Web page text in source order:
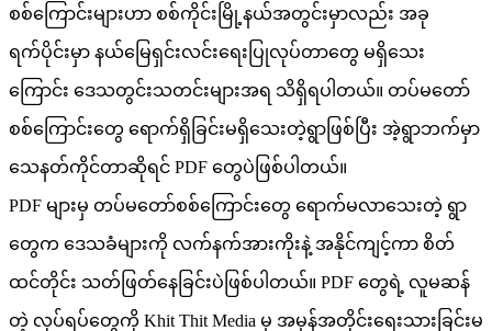
စစ်ကြောင်းများဟာ စစ်ကိုင်းမြို့နယ်အတွင်းမှာလည်း အခု
ရက်ပိုင်းမှာ နယ်မြေရှင်းလင်းရေးပြုလုပ်တာတွေ မရှိသေး
ကြောင်း ဒေသတွင်းသတင်းများအရ သိရှိရပါတယ်။ တပ်မတော်
စစ်ကြောင်းတွေ ရောက်ရှိခြင်းမရှိသေးတဲ့ရွာဖြစ်ပြီး အဲ့ရွာဘက်မှာ
သေနတ်ကိုင်တာဆိုရင် PDF တွေပဲဖြစ်ပါတယ်။
PDF များမှ တပ်မတော်စစ်ကြောင်းတွေ ရောက်မလာသေးတဲ့ ရွာ
တွေက ဒေသခံများကို လက်နက်အားကိုးနဲ့ အနိုင်ကျင့်ကာ စိတ်
ထင်တိုင်း သတ်ဖြတ်နေခြင်းပဲဖြစ်ပါတယ်။ PDF တွေရဲ့ လူမဆန်
တဲ့ လုပ်ရပ်တွေကို Khit Thit Media မှ အမှန်အတိုင်းရေးသားခြင်းမ